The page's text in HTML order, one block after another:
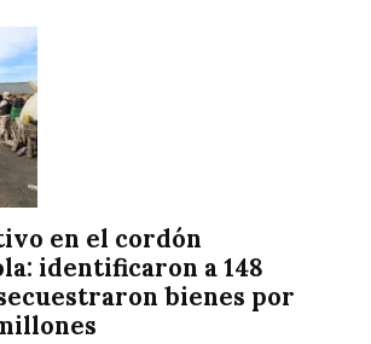
en el cordón
identificaron a 148
bienes por